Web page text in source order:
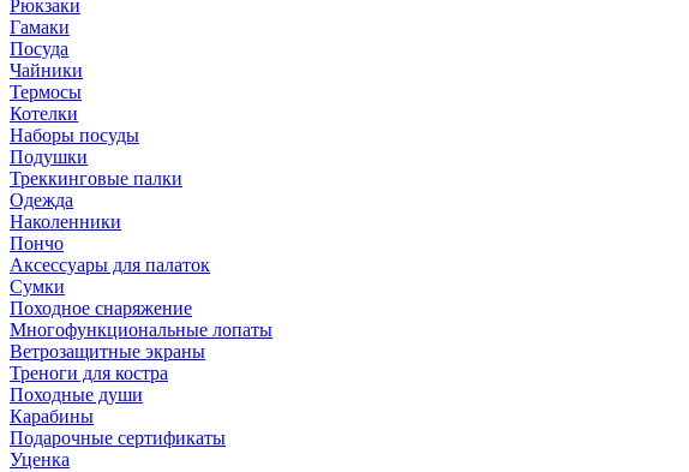
Рюкзаки
Гамаки
Посуда
Чайники
Термосы
Котелки
Наборы посуды
Подушки
Треккинговые палки
Одежда
Наколенники
Пончо
Аксессуары для палаток
Сумки
Походное снаряжение
Многофункциональные лопаты
Ветрозащитные экраны
Треноги для костра
Походные души
Карабины
Подарочные сертификаты
Уценка